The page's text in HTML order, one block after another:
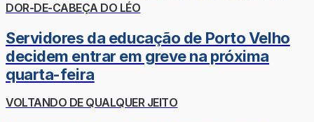
DOR-DE-CABEÇA DO LÉO
Servidores da educação de Porto Velho
decidem entrar em greve na próxima
quarta-feira
VOLTANDO DE QUALQUER JEITO